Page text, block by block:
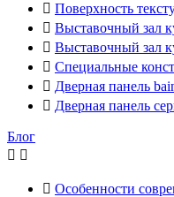
 Поверхность
 Выставочный зал
 Выставочный зал
 Специальные
 Дверная панель
 Дверная панель
Блог
 
 Особенности